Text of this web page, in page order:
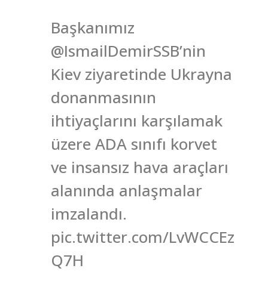
Başkanımız
@IsmailDemirSSB’nin
Kiev ziyaretinde Ukrayna
donanmasının
ihtiyaçlarını karşılamak
üzere ADA sınıfı korvet
ve insansız hava araçları
alanında anlaşmalar
imzalandı.
pic.twitter.com/LvWCCEz
Q7H